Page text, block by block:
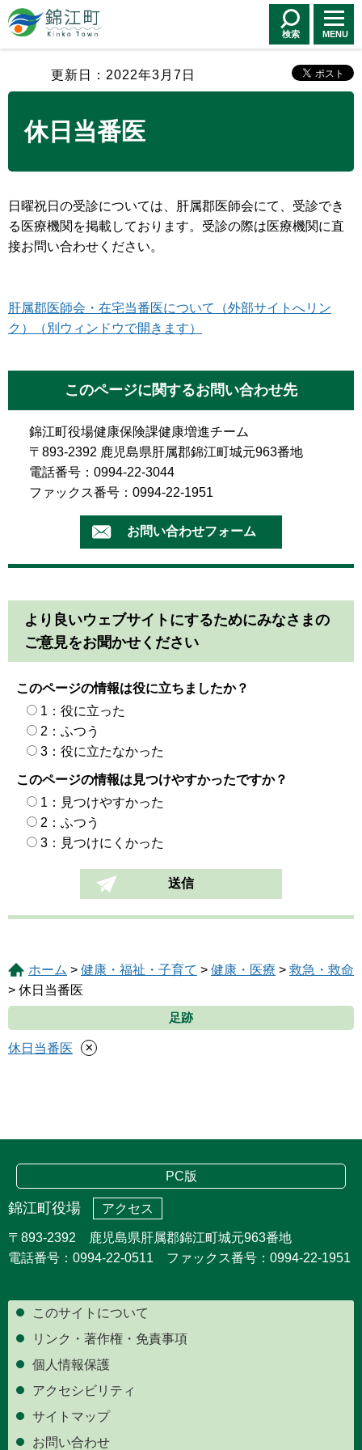
錦江町 Kinko
Town
検索 MENU
更新日：2022年3月7日
休日当番医
日曜祝日の受診については、肝属郡医師会にて、受診でき
る医療機関を掲載しております。受診の際は医療機関に直
接お問い合わせください。
肝属郡医師会・在宅当番医について（外部サイトへリン
ク）（別ウィンドウで開きます）
このページに関するお問い合わせ先
錦江町役場健康保険課健康増進チーム
〒893-2392 鹿児島県肝属郡錦江町城元963番地
電話番号：0994-22-3044
ファックス番号：0994-22-1951
より良いウェブサイトにするためにみなさまの
ご意見をお聞かせください
このページの情報は役に立ちましたか？
1：役に立った
2：ふつう
3：役に立たなかった
このページの情報は見つけやすかったですか？
1：見つけやすかった
2：ふつう
3：見つけにくかった
ホーム > 健康・福祉・子育て > 健康・医療 > 救急・救命
> 休日当番医
足跡
休日当番医 ×
PC版
錦江町役場 アクセス
〒893-2392 鹿児島県肝属郡錦江町城元963番地
電話番号：0994-22-0511 ファックス番号：0994-22-1951
このサイトについて
リンク・著作権・免責事項
個人情報保護
アクセシビリティ
サイトマップ
お問い合わせ